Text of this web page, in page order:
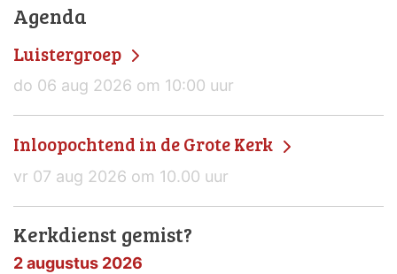
Agenda
Luistergroep
do 06 aug 2026 om 10:00 uur
Inloopochtend in de Grote Kerk
vr 07 aug 2026 om 10.00 uur
Kerkdienst gemist?
2 augustus 2026